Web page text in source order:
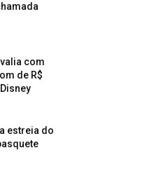
com
de R$
estreia do